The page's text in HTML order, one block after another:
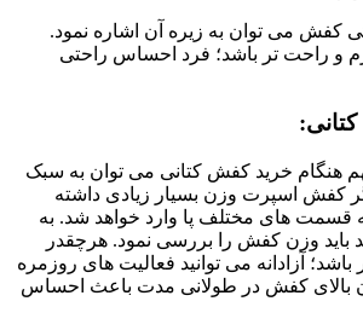
کفش می توان به زیره آن اشاره نمود.
و راحت تر باشد؛ فرد احساس راحتی
هنگام خرید کفش کتانی می توان به سبک
کفش اسپرت وزن بسیار زیادی داشته
قسمت های مختلف پا وارد خواهد شد. به
باید وزن کفش را بررسی نمود. هرچقدر
آزادانه می توانید فعالیت های روزمره
بالای کفش در طولانی مدت باعث احساس